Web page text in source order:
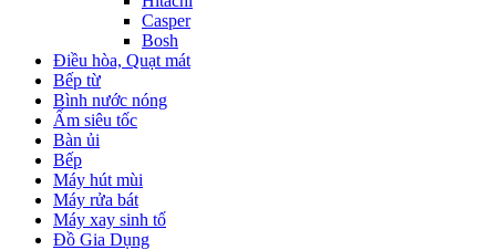
Casper
Bosh
Điều hòa, Quạt mát
Bếp từ
Bình nước nóng
Ấm siêu tốc
Bàn ủi
Bếp
Máy hút mùi
Máy rửa bát
Máy xay sinh tố
Đồ Gia Dụng